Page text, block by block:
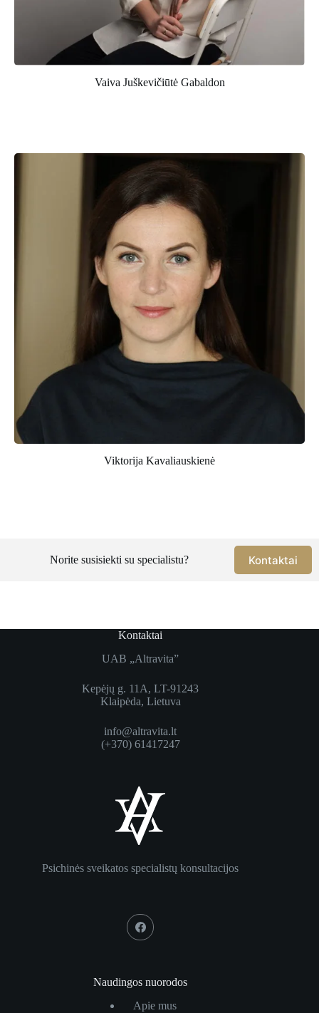
Vaiva Juškevičiūtė Gabaldon
Viktorija Kavaliauskienė
Norite susisiekti su specialistu? Kontaktai
Kontaktai
UAB „Altravita”
Kepėjų g. 11A, LT-91243
Klaipėda, Lietuva
info@altravita.lt
(+370) 61417247
Psichinės sveikatos specialistų konsultacijos
Naudingos nuorodos
Apie mus